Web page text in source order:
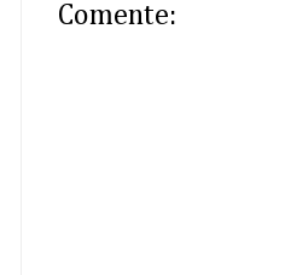
Comente: